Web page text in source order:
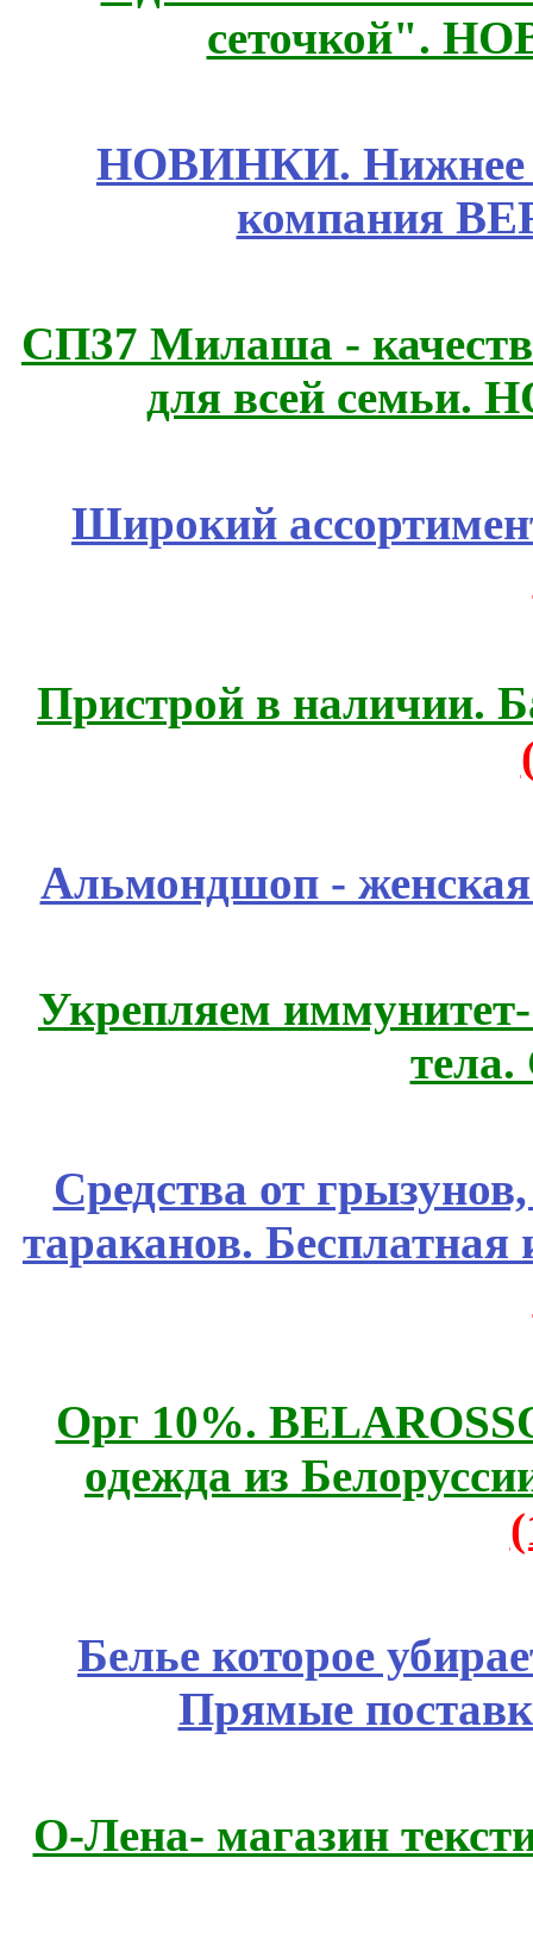
сеточкой".
НОВИНКИ. Нижнее
компания
СП37 Милаша -
для всей семьи.
Широкий
Пристрой в наличии.
Альмондшоп -
Укрепляем
Средства от
тараканов.
Орг 10%.
одежда из
Белье которое
Прямые
О-Лена- магазин